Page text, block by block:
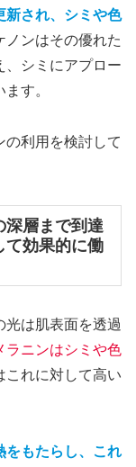
新され、シミや色
ノンはその優れた
、シミにアプロー
す。
の利用を検討して
深層まで到達
て効果的に働
光は肌表面を透過
ラニンはシミや色
これに対して高い
をもたらし、これ